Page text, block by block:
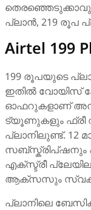
പ്ലാൻ, 219 രൂപ
Airtel 199
199 രൂപയുടെ
ഇതിൽ വോയിസ്
ഓഫറുകളാണ്
ട്യൂണുകളും ഫ്രീ
പ്ലാനിലുണ്ട്.
എക്സ്ട്രീ
ആക്സസും
പ്ലാനിലെ